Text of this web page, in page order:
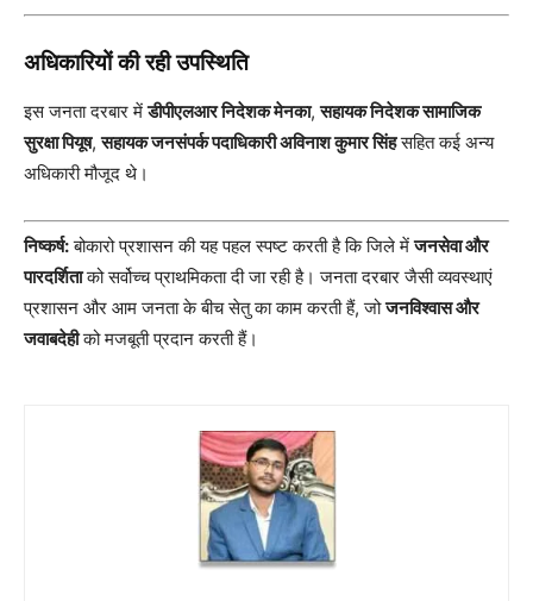
अधिकारियों की रही उपस्थिति
इस जनता दरबार मेंडीपीएलआर निदेशक मेनका,सहायक निदेशक सामाजिक
सुरक्षा पियूष,सहायक जनसंपर्क पदाधिकारी अविनाश कुमार सिंहसहित कई अन्य
अधिकारी मौजूद थे।
निष्कर्ष:बोकारो प्रशासन की यह पहल स्पष्ट करती है कि जिले मेंजनसेवा और
पारदर्शिताको सर्वोच्च प्राथमिकता दी जा रही है। जनता दरबार जैसी व्यवस्थाएं
प्रशासन और आम जनता के बीच सेतु का काम करती हैं, जोजनविश्वास और
जवाबदेहीको मजबूती प्रदान करती हैं।